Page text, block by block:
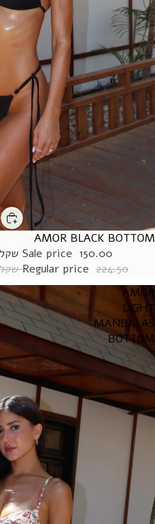
SALE
AMOR BLACK BOTTOM
Sale price 150.00 שקל
Regular price 224.50 שקל
AMOR
LIGHT
MANDALAS
BOTTOM